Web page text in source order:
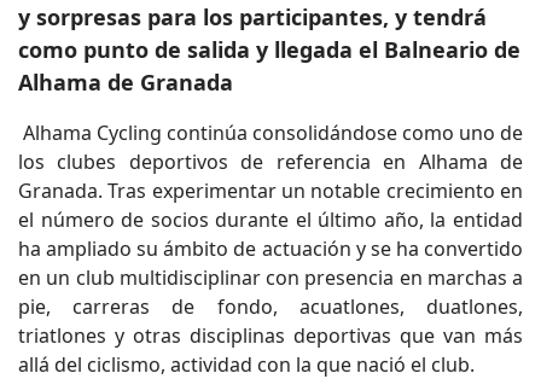
y sorpresas para los participantes, y tendrá
como punto de salida y llegada el Balneario de
Alhama de Granada
Alhama Cycling continúa consolidándose como uno de
los clubes deportivos de referencia en Alhama de
Granada. Tras experimentar un notable crecimiento en
el número de socios durante el último año, la entidad
ha ampliado su ámbito de actuación y se ha convertido
en un club multidisciplinar con presencia en marchas a
pie, carreras de fondo, acuatlones, duatlones,
triatlones y otras disciplinas deportivas que van más
allá del ciclismo, actividad con la que nació el club.